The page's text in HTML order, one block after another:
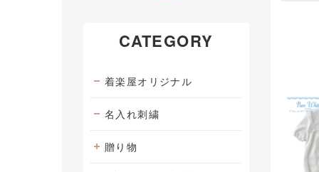
CATEGORY
着楽屋オリジナル
名入れ刺繍
贈り物